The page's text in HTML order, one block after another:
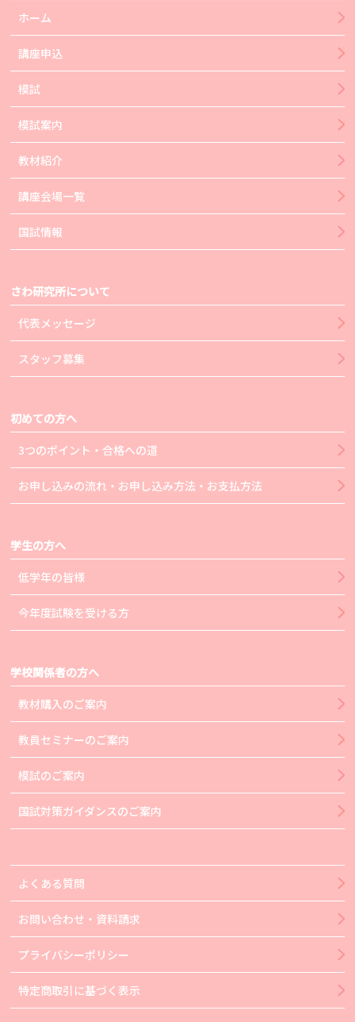
ホーム
講座申込
模試
模試案内
教材紹介
講座会場一覧
国試情報
さわ研究所について
代表メッセージ
スタッフ募集
初めての方へ
3つのポイント・合格への道
お申し込みの流れ・お申し込み方法・お支払方法
学生の方へ
低学年の皆様
今年度試験を受ける方
学校関係者の方へ
教材購入のご案内
教員セミナーのご案内
模試のご案内
国試対策ガイダンスのご案内
よくある質問
お問い合わせ・資料請求
プライバシーポリシー
特定商取引に基づく表示